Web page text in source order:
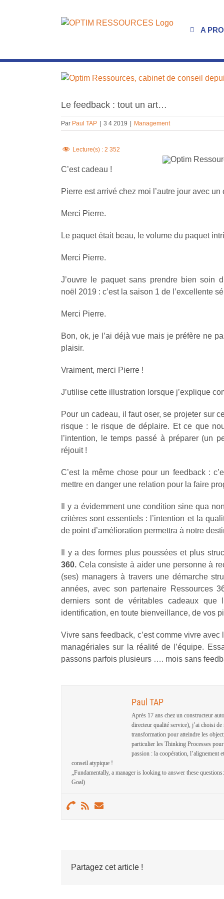
A
Voir
agrandie
Le feedback : tout un art…
Par Paul TAP 3 4 2019 Management
Lecture(s) : 2 352
C’est cadeau !
Pierre est arrivé chez moi l’autre jour avec un
Merci Pierre.
Le paquet était beau, le volume du paquet
Merci Pierre.
J’ouvre le paquet sans prendre bien soin
noël 2019 : c’est la saison 1 de l’excellente
Merci Pierre.
Bon, ok, je l’ai déjà vue mais je préfère ne
plaisir.
Vraiment, merci Pierre !
J’utilise cette illustration lorsque j’explique
Pour un cadeau, il faut oser, se projeter sur
risque : le risque de déplaire. Et ce que
l’intention, le temps passé à préparer (un
réjouit !
C’est la même chose pour un feedback :
mettre en danger une relation pour la faire
Il y a évidemment une condition sine qua
critères sont essentiels : l’intention et la
de point d’amélioration permettra à notre
Il y a des formes plus poussées et plus
360. Cela consiste à aider une personne à
(ses) managers à travers une démarche
années, avec son partenaire Ressources
derniers sont de véritables cadeaux que
identification, en toute bienveillance, de vos
Vivre sans feedback, c’est comme vivre
managériales sur la réalité de l’équipe.
passons parfois plusieurs …. mois sans
Paul TAP
Après 17 ans chez un constructeur
directeur qualité service), j’ai choisi
transformation pour atteindre les
particulier les Thinking Processes
passion : la coopération, l’alignement
conseil atypique !
„Fundamentally, a manager is looking to answer these
Goal)
Partagez cet article !